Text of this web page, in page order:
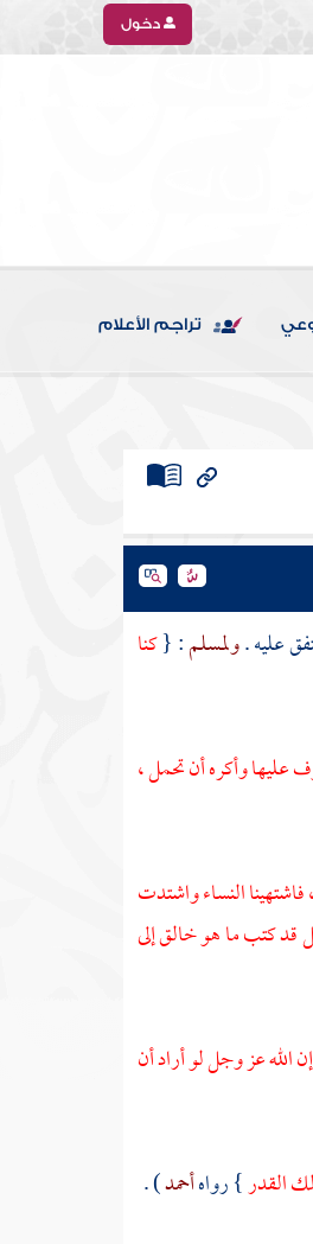
دخول
تراجم الأعلام
عليه .ولمسلم: {كنا
عليها وأكره أن تحمل ،
، فاشتهينا النساء واشتدت
قد كتب ما هو خالق إلى
الله عز وجل لو أراد أن
القدر} رواهأحمد) .